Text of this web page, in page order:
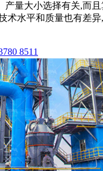
产量大小选择有关,而
术水平和质量也有差
8511